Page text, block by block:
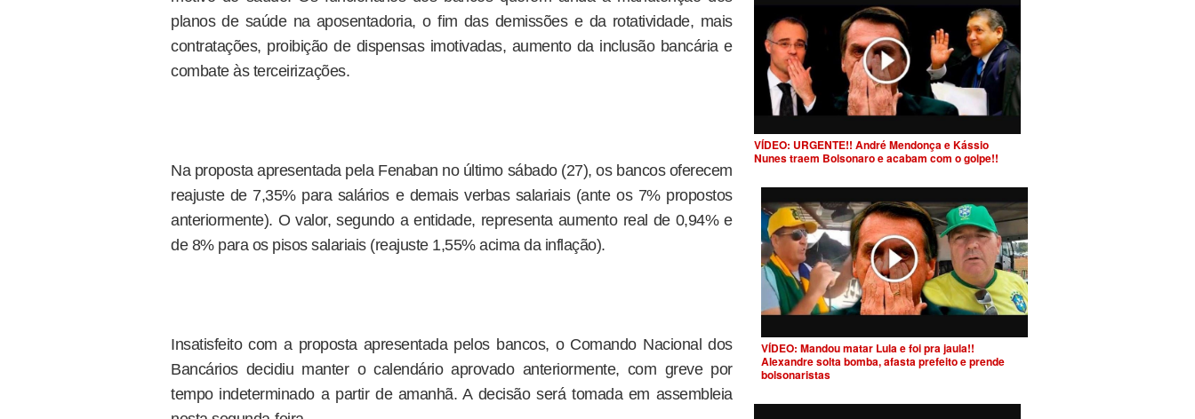
planos de saúde na aposentadoria, o fim das demissões e da rotatividade, mais
contratações, proibição de dispensas imotivadas, aumento da inclusão bancária e
combate às terceirizações.
Na proposta apresentada pela Fenaban no último sábado (27), os bancos oferecem
reajuste de 7,35% para salários e demais verbas salariais (ante os 7% propostos
anteriormente). O valor, segundo a entidade, representa aumento real de 0,94% e
de 8% para os pisos salariais (reajuste 1,55% acima da inflação).
Insatisfeito com a proposta apresentada pelos bancos, o Comando Nacional dos
Bancários decidiu manter o calendário aprovado anteriormente, com greve por
tempo indeterminado a partir de amanhã. A decisão será tomada em assembleia
VÍDEO: URGENTE!! André Mendonça e Kássio
Nunes traem Bolsonaro e acabam com o golpe!!
VÍDEO: Mandou matar Lula e foi pra jaula!!
Alexandre solta bomba, afasta prefeito e prende
bolsonaristas